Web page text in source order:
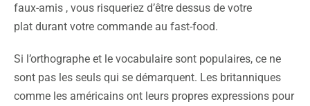
faux-amis , vous risqueriez d’être dessus de votre
plat durant votre commande au fast-food.
Si l’orthographe et le vocabulaire sont populaires, ce ne
sont pas les seuls qui se démarquent. Les britanniques
comme les américains ont leurs propres expressions pour